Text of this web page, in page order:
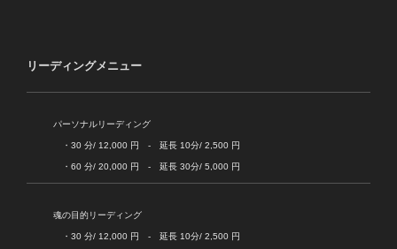
リーディングメニュー
パーソナルリーディング
・30 分/ 12,000 円 - 延長 10分/ 2,500 円
・60 分/ 20,000 円 - 延長 30分/ 5,000 円
魂の目的リーディング
・30 分/ 12,000 円 - 延長 10分/ 2,500 円